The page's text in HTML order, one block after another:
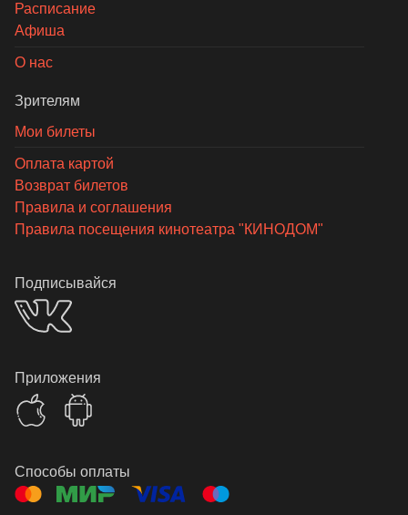
Расписание
Афиша
О нас
Зрителям
Мои билеты
Оплата картой
Возврат билетов
Правила и соглашения
Правила посещения кинотеатра "КИНОДОМ"
Подписывайся
Приложения
Способы оплаты